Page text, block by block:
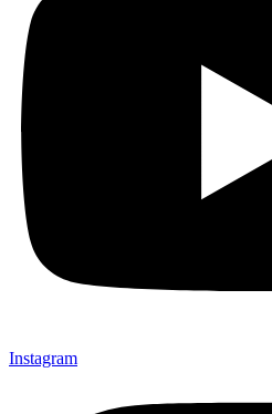
Instagram